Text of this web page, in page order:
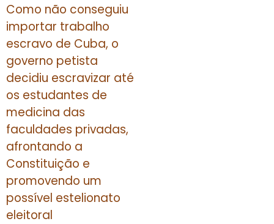
Como não conseguiu
importar trabalho
escravo de Cuba, o
governo petista
decidiu escravizar até
os estudantes de
medicina das
faculdades privadas,
afrontando a
Constituição e
promovendo um
possível estelionato
eleitoral